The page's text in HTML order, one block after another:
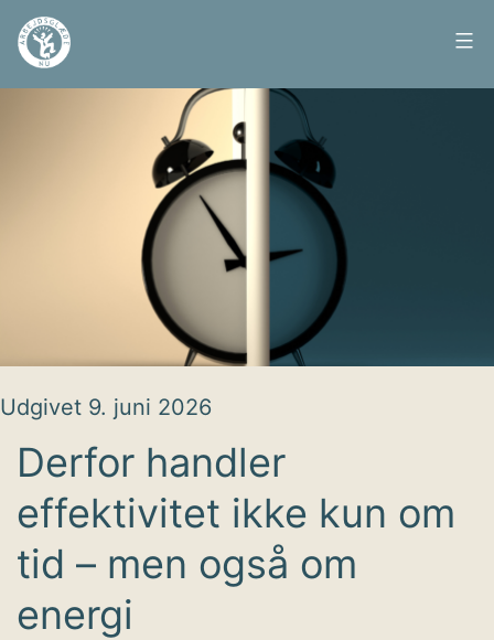
Fortsæt
Arbejdsglæde
Udgivet 9. juni 2026
Derfor handler
effektivitet ikke kun om
tid – men også om
energi